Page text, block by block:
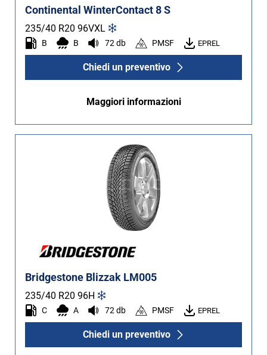
Continental WinterContact 8 S
235/40 R20 96VXL
B B 72 db PMSF EPREL
Chiedi un preventivo
Maggiori informazioni
Bridgestone Blizzak LM005
235/40 R20 96H
C A 72 db PMSF EPREL
Chiedi un preventivo